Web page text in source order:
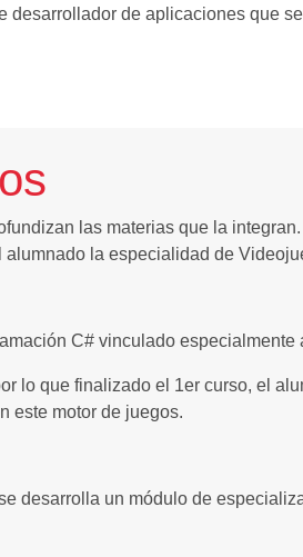
desarrollador de aplicaciones que
las materias que la
la especialidad de
C# vinculado
lo que finalizado el 1er curso, el
este motor de juegos.
desarrolla un módulo de